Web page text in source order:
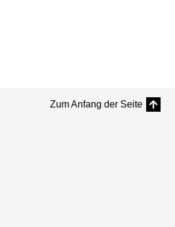
Zum Anfang der Seite